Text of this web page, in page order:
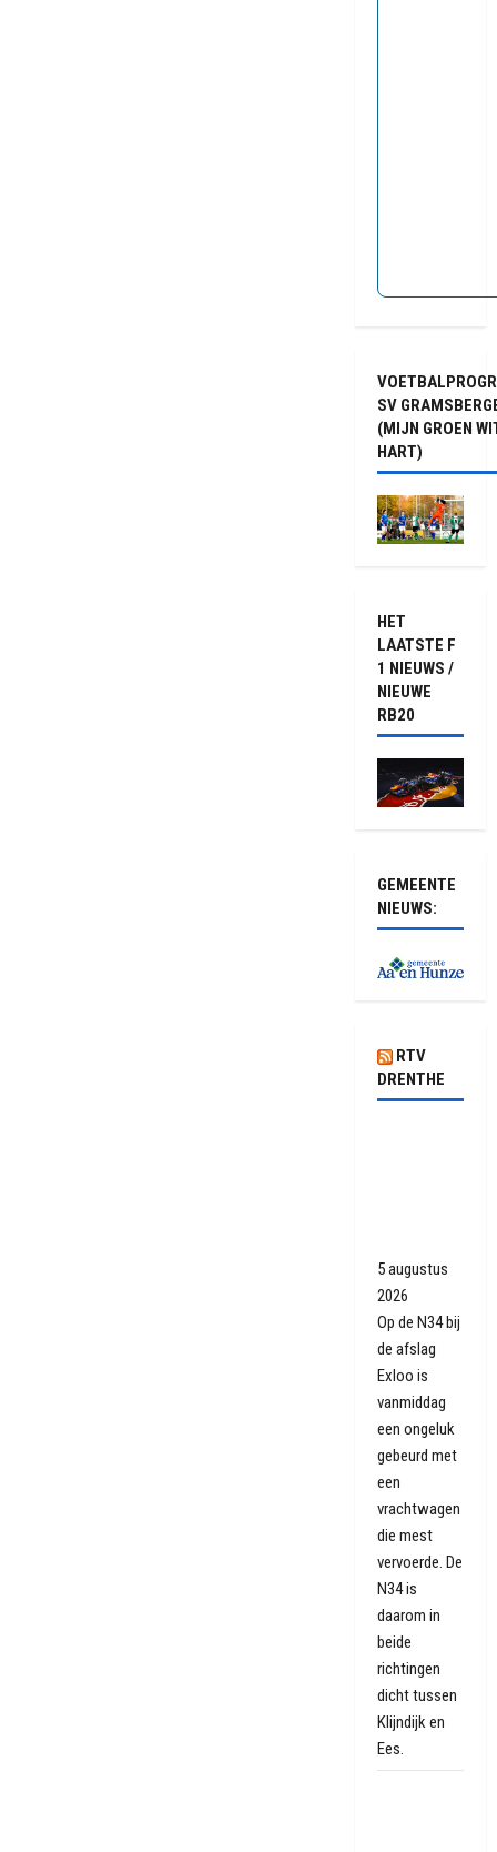
SV
(MIJN GROEN
HART)
HET
LAATSTE F
1 NIEUWS /
NIEUWE
RB20
GEMEENTE
NIEUWS:
RTV
DRENTHE
5 augustus
2026
Op de N34 bij
de afslag
Exloo is
vanmiddag
een ongeluk
gebeurd met
een
vrachtwagen
die mest
vervoerde. De
N34 is
daarom in
beide
richtingen
dicht tussen
Klijndijk en
Ees.